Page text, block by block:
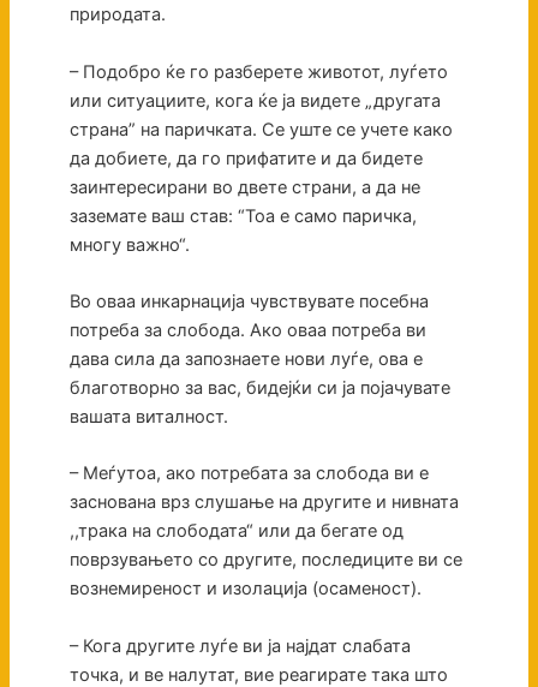
природата.
– Подобро ќе го разберете животот, луѓето
или ситуациите, кога ќе ја видете „другата
страна” на паричката. Се уште се учете како
да добиете, да го прифатите и да бидете
заинтересирани во двете страни, а да не
заземате ваш став: “Тоа е само паричка,
многу важно“.
Во оваа инкарнација чувствувате посебна
потреба за слобода. Ако оваа потреба ви
дава сила да запознаете нови луѓе, ова е
благотворно за вас, бидејќи си ја појачувате
вашата виталност.
– Меѓутоа, ако потребата за слобода ви е
заснована врз слушање на другите и нивната
,,трака на слободата“ или да бегате од
поврзувањето со другите, последиците ви се
вознемиреност и изолација (осаменост).
– Кога другите луѓе ви ја најдат слабата
точка, и ве налутат, вие реагирате така што